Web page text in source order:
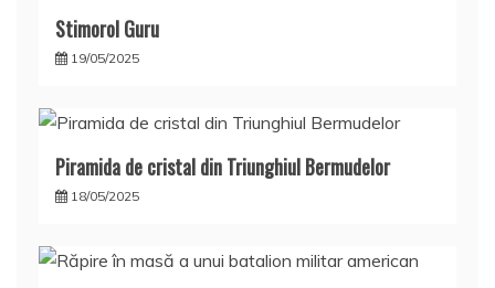
Stimorol Guru
19/05/2025
Piramida de cristal din Triunghiul Bermudelor
18/05/2025